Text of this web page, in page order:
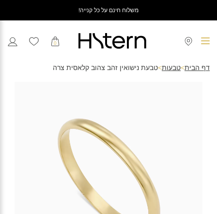
משלוח חינם על כל קנייה!
0
דף הבית>טבעות>טבעת נישואין זהב צהוב קלאסית צרה